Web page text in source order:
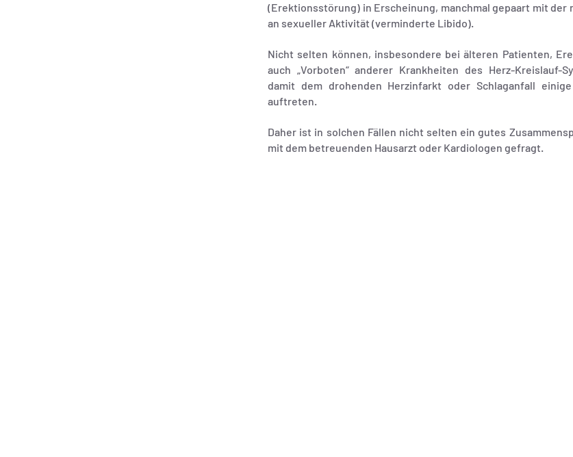
(Erektionsstörung) in Erscheinung, manchmal gepaart mit der
an sexueller Aktivität (verminderte Libido).
Nicht selten können, insbesondere bei älteren Patienten,
auch „Vorboten“ anderer Krankheiten des Herz-Kreislauf-
damit dem drohenden Herzinfarkt oder Schlaganfall
auftreten.
Daher ist in solchen Fällen nicht selten ein gutes
mit dem betreuenden Hausarzt oder Kardiologen gefragt.